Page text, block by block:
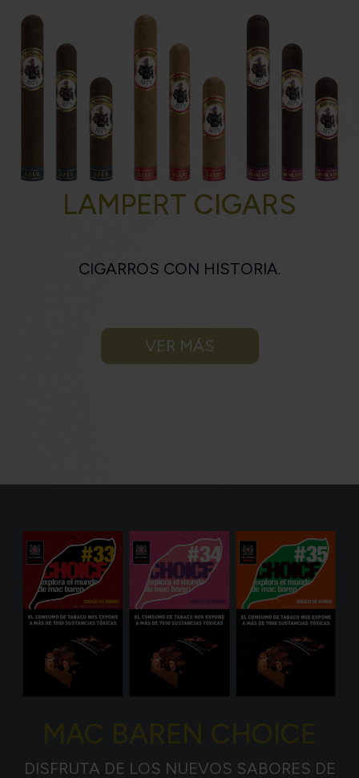
LAMPERT CIGARS
CIGARROS CON HISTORIA.
VER MÁS
DISFRUTA DE LOS NUEVOS SABORES DE